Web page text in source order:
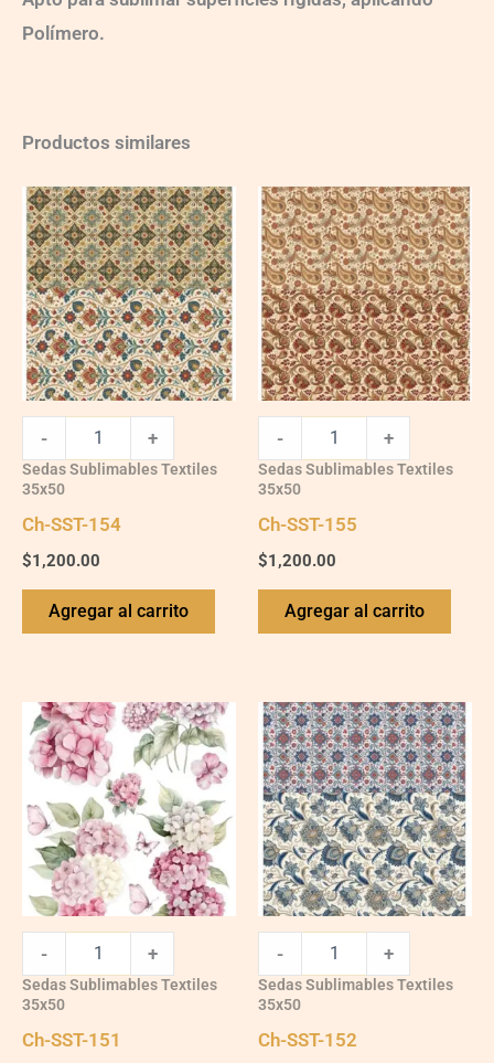
Polímero.
Productos similares
Ch-
SST-
154
quantity
- +
Sedas Sublimables Textiles
35x50
Ch-SST-154
$1,200.00
Agregar al carrito
Ch-
SST-
155
quantity
- +
Sedas Sublimables Textiles
35x50
Ch-SST-155
$1,200.00
Agregar al carrito
Ch-
SST-
151
quantity
- +
Sedas Sublimables Textiles
35x50
Ch-SST-151
Ch-
SST-
152
quantity
- +
Sedas Sublimables Textiles
35x50
Ch-SST-152